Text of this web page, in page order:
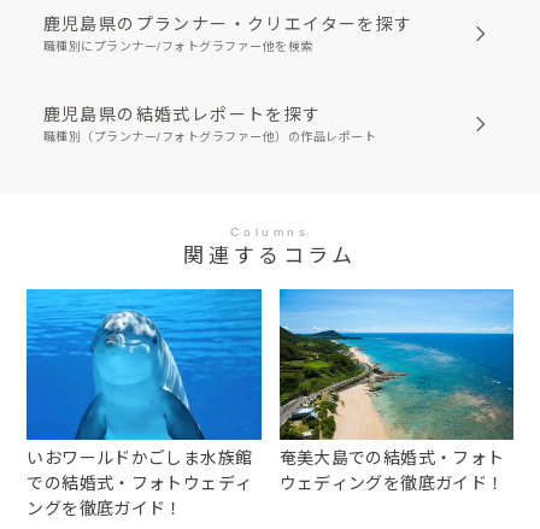
鹿児島県のプランナー・クリエイターを探す
職種別にプランナー/フォトグラファー他を検索
鹿児島県の結婚式レポートを探す
職種別（プランナー/フォトグラファー他）の作品レポート
Columns
関連するコラム
いおワールドかごしま水族館
での結婚式・フォトウェディ
ングを徹底ガイド！
奄美大島での結婚式・フォト
ウェディングを徹底ガイド！